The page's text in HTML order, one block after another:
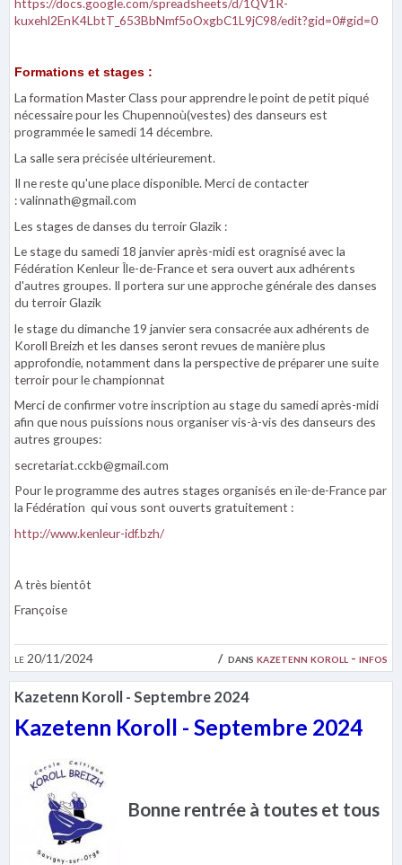
le 20/11/2024 dans kazetenn koroll - infos
kuxehl2EnK4LbtT_653BbNmf5oOxgbC1L9jC98/edit?gid=0#gid=0
Formations et stages :
La formation Master Class pour apprendre le point de petit piqué
nécessaire pour les Chupennoù(vestes) des danseurs est
programmée le samedi 14 décembre.
La salle sera précisée ultérieurement.
Il ne reste qu'une place disponible. Merci de contacter
: valinnath@gmail.com
Les stages de danses du terroir Glazik :
Le stage du samedi 18 janvier après-midi est oragnisé avec la
Fédération Kenleur Île-de-France et sera ouvert aux adhérents
d'autres groupes. Il portera sur une approche générale des danses
du terroir Glazik
le stage du dimanche 19 janvier sera consacrée aux adhérents de
Koroll Breizh et les danses seront revues de manière plus
approfondie, notamment dans la perspective de préparer une suite
terroir pour le championnat
Merci de confirmer votre inscription au stage du samedi après-midi
afin que nous puissions nous organiser vis-à-vis des danseurs des
autres groupes:
secretariat.cckb@gmail.com
Pour le programme des autres stages organisés en ïle-de-France par
la Fédération qui vous sont ouverts gratuitement :
http://www.kenleur-idf.bzh/
A très bientôt
Françoise
Kazetenn Koroll - Septembre 2024
Kazetenn Koroll - Septembre 2024
Bonne rentrée à toutes et tous